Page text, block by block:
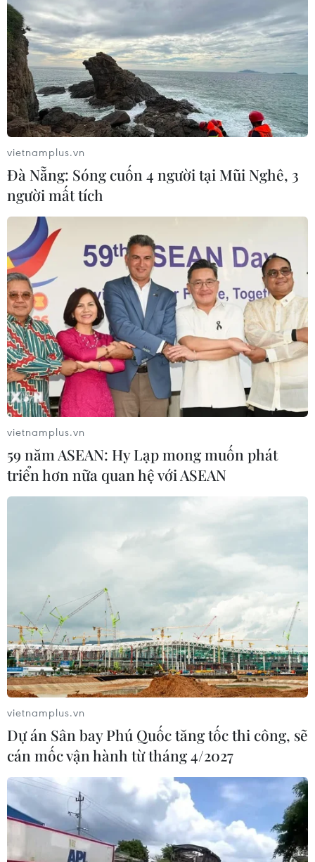
#Tick xanh trách nhiệm
#Ngộ độc thực phẩm
Tp. Hồ Chí Minh
Theo dõi VietnamPlus
An toàn Thực phẩm
Đồng Nai phát hiện 7 cơ sở nuôi lợn "vỗ béo" sử
dụng chất cấm
Thành phố Hồ Chí Minh siết kiểm soát chặt chẽ
thực phẩm tại các chợ đầu mối
Hà Nội kiểm soát chặt chẽ, minh bạch bữa ăn
bán trú trước thềm năm học mới
Đồng Nai: Phát hiện xe khách chở hơn 800kg
thực phẩm chế biến không rõ nguồn gốc
Quảng Ninh chấm dứt cơ sở giết mổ động vật
không đủ điều kiện trước 31/10
TIN LIÊN QUAN
Vụ hơn 100 học sinh ngộ độc thực phẩm:
'Thủ phạm' là vi khuẩn Salmonella
13/05/2026 06:14
Điểm chung của các vụ ngộ độc thực phẩm trong
vietnamplus.vn
Đà Nẵng: Sóng cuốn 4 người tại Mũi Nghê, 3
người mất tích
vietnamplus.vn
59 năm ASEAN: Hy Lạp mong muốn phát
triển hơn nữa quan hệ với ASEAN
vietnamplus.vn
Dự án Sân bay Phú Quốc tăng tốc thi công, sẽ
cán mốc vận hành từ tháng 4/2027